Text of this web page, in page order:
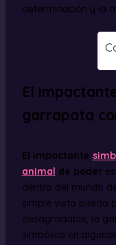
determinación y la
El
garrapata
El impactante
animal de poderes
dentro del mundo
simple vista pueda
desagradable, la
simbólica en